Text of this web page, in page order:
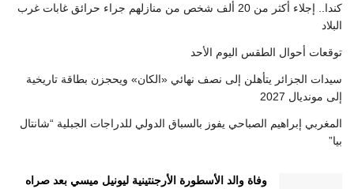
كندا.. إجلاء أكثر من 20 ألف شخص من منازلهم جراء حرائق غابات غرب
البلاد
توقعات أحوال الطقس اليوم الأحد
سيدات الجزائر يتأهلن إلى نصف نهائي «الكان» ويحجزن بطاقة تاريخية
إلى مونديال 2027
المغربي إبراهيم الصباحي يفوز بالسباق الدولي للدراجات الجبلية “شانتال
بيا”
وفاة والد الأسطورة الأرجنتينية ليونيل ميسي بعد صراه